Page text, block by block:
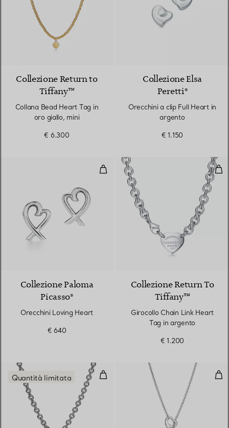
Collezione Return to
Tiffany™
Collana Bead Heart Tag in
oro giallo, mini
€ 6.300
Collezione Elsa
Peretti®
Orecchini a clip Full Heart in
argento
€ 1.150
Orecchini Loving Heart
Collezione Paloma
Picasso®
Orecchini Loving Heart
€ 640
Collezione Return To
Tiffany™
Girocollo Chain Link Heart
Tag in argento
€ 1.200
Pendente Full Heart Toggle in
Quantità limitata